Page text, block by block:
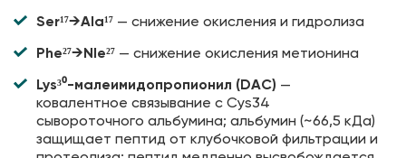
Ser¹⁷→Ala¹⁷ — снижение окисления и гидролиза
Phe²⁷→Nle²⁷ — снижение окисления метионина
Lys³⁰-малеимидопропионил (DAC) —
ковалентное связывание с Cys34
сывороточного альбумина; альбумин (~66,5 кДа)
защищает пептид от клубочковой фильтрации и